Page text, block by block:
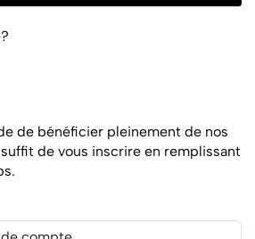
de bénéficier pleinement de nos
de vous inscrire en remplissant
compte